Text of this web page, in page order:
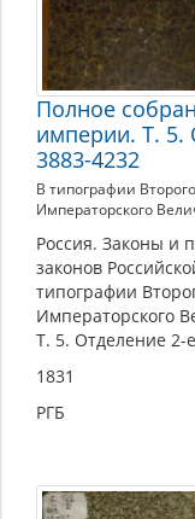
Полное
империи. Т. 5.
3883-4232
В типографии
Императорского
Россия. Законы и
законов
типографии
Императорского
Т. 5. Отделение 2-
1831
РГБ